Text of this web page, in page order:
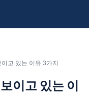
고 있는 이유 3가지
이고 있는 이